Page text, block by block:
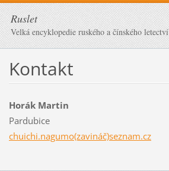
Ruslet
Velká encyklopedie ruského a čínského letectví
Kontakt
Horák Martin
Pardubice
chuichi.nagumo(zavináč)seznam.cz